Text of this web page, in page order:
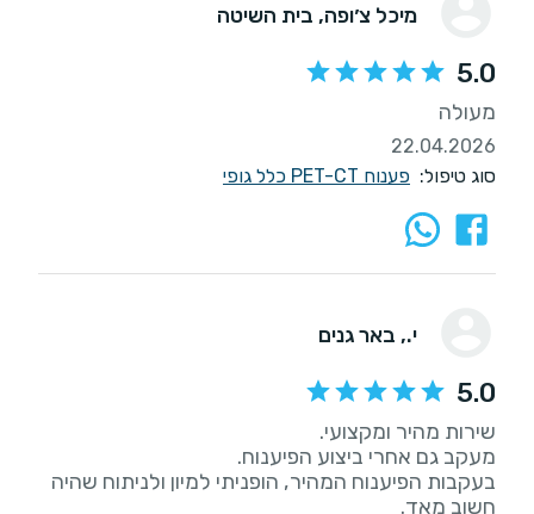
מיכל צ׳ופה, בית השיטה
5.0
מעולה
22.04.2026
סוג טיפול: פענוח PET-CT כלל גופי
י., באר גנים
5.0
בעקבות הפיענוח המהיר, הופניתי למיון ולניתוח שהיה